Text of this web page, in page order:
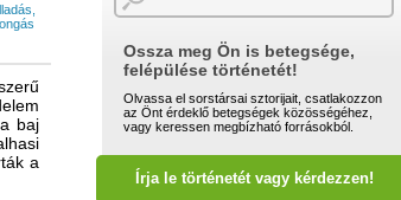
baj
a
Ossza meg Ön is betegsége,
felépülése történetét!
Olvassa el sorstársai sztorijait, csatlakozzon
az Önt érdeklő betegségek közösségéhez,
vagy keressen megbízható forrásokból.
Írja le történetét vagy kérdezzen!